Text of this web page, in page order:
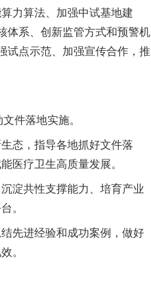
力算法、加强中试基地建
体系、创新监管方式和预警机
试点示范、加强宣传合作，推
件落地实施。
态，指导各地抓好文件落
医疗卫生高质量发展。
淀共性支撑能力、培育产业
。
先进经验和成功案例，做好
。